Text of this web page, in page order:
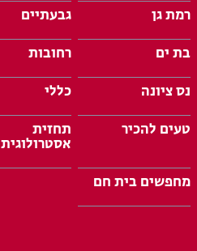
רמת גן
גבעתיים
בת ים
רחובות
נס ציונה
כללי
טעים להכיר
תחזית
אסטרולוגית
מחפשים בית חם